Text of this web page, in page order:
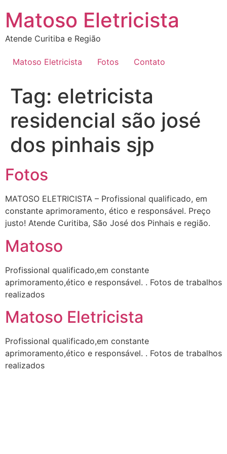
para
conteúdo
Matoso Eletricista
Atende Curitiba e Região
Matoso Eletricista Fotos Contato
Tag: eletricista
residencial são josé
dos pinhais sjp
Fotos
MATOSO ELETRICISTA – Profissional qualificado, em
constante aprimoramento, ético e responsável. Preço
justo! Atende Curitiba, São José dos Pinhais e região.
Matoso
Profissional qualificado,em constante
aprimoramento,ético e responsável. . Fotos de trabalhos
realizados
Matoso Eletricista
Profissional qualificado,em constante
aprimoramento,ético e responsável. . Fotos de trabalhos
realizados